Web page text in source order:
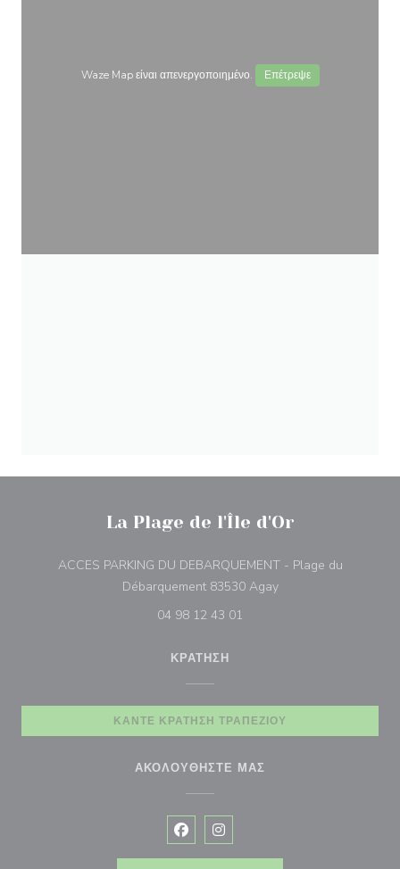
Waze Map είναι απενεργοποιημένο. Επέτρεψε
La Plage de l'Île d'Or
ACCES PARKING DU DEBARQUEMENT - Plage du
Débarquement 83530 Agay((ανοίγει σε νέο
04 98 12 43 01
ΚΡΆΤΗΣΗ
ΚΆΝΤΕ ΚΡΆΤΗΣΗ ΤΡΑΠΕΖΙΟΎ
ΑΚΟΛΟΥΘΉΣΤΕ ΜΑΣ
Facebook ((ανοίγει σε νέο
Instagram ((ανοίγει σε νέο